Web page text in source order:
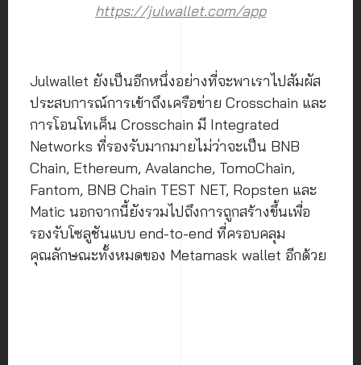
https://julwallet.com/app
Julwallet ยังเป็นอีกหนึ่งอย่างที่จะพาเราไปสัมผัส
ประสบการณ์การเข้าถึงเครือข่าย Crosschain และ
การโอนโทเค็น Crosschain มี Integrated
Networks ที่รองรับมากมายไม่ว่าจะเป็น BNB
Chain, Ethereum, Avalanche, TomoChain,
Fantom, BNB Chain TEST NET, Ropsten และ
Matic นอกจากนี้ยังรวมไปถึงการถูกสร้างขึ้นเพื่อ
รองรับโซลูชันแบบ end-to-end ที่ครอบคลุม
คุณลักษณะทั้งหมดของ Metamask wallet อีกด้วย